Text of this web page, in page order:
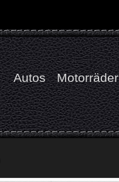
Autos Motorräder